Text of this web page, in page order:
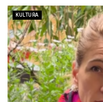
KULTURA